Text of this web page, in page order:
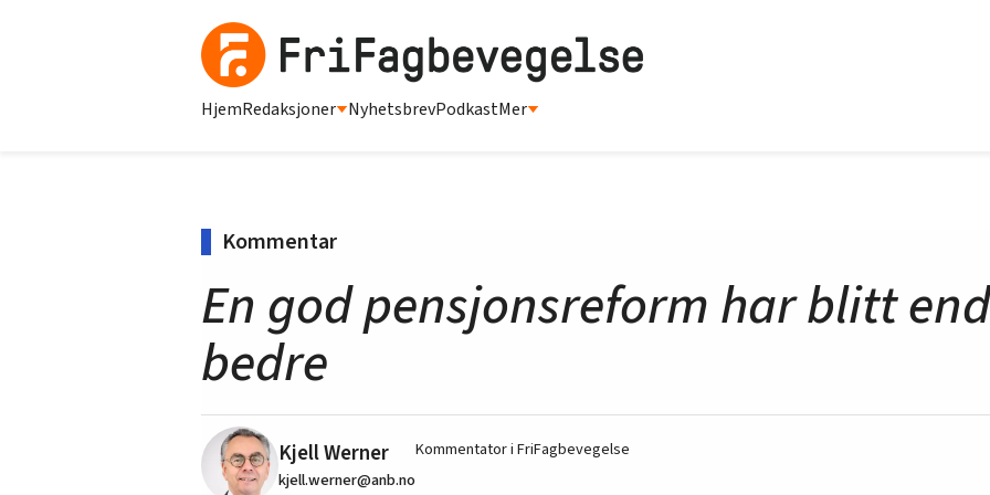
HjemRedaksjoner NyhetsbrevPodkastMer
Kommentar
En god pensjonsreform har blitt
bedre
Kjell Werner
kjell.werner@anb.no
Kommentator i FriFagbevegelse